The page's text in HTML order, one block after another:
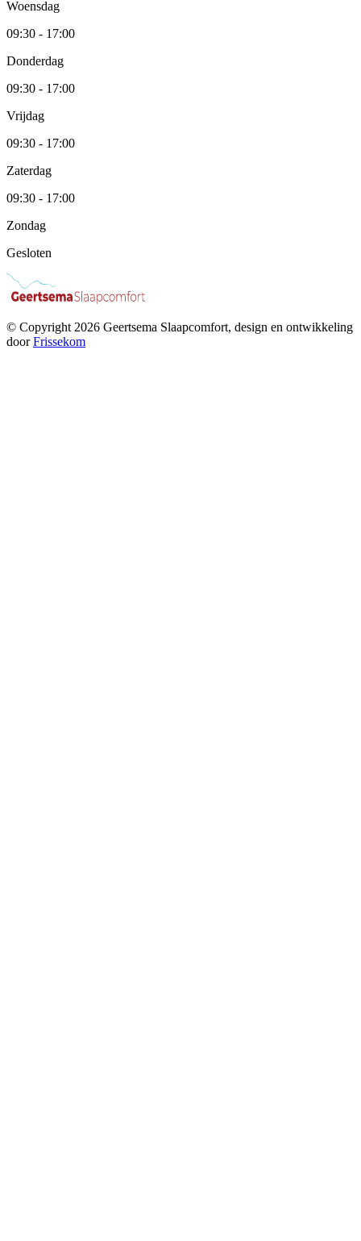
Woensdag
09:30 - 17:00
Donderdag
09:30 - 17:00
Vrijdag
09:30 - 17:00
Zaterdag
09:30 - 17:00
Zondag
Gesloten
© Copyright 2026 Geertsema Slaapcomfort, design en ontwikkeling
doorFrissekom